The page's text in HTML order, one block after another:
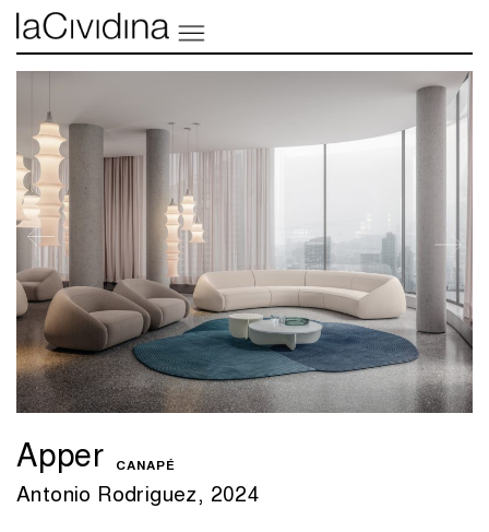
Apper CANAPÉ
Antonio Rodriguez, 2024